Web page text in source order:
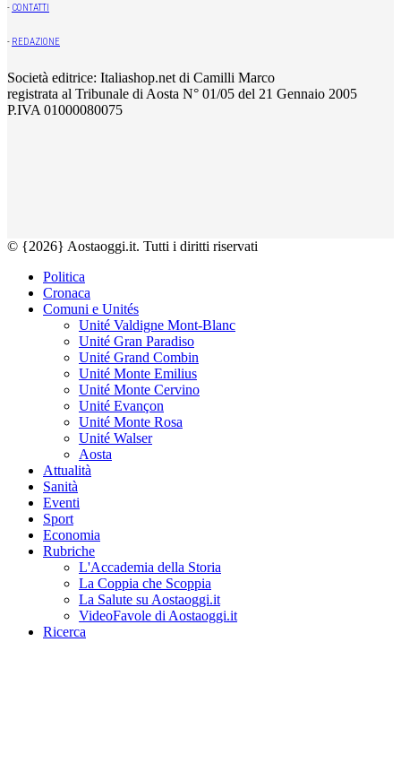
- CONTATTI
- REDAZIONE
Società editrice: Italiashop.net di Camilli Marco
registrata al Tribunale di Aosta N° 01/05 del 21 Gennaio 2005
P.IVA 01000080075
© {2026} Aostaoggi.it. Tutti i diritti riservati
Politica
Cronaca
Comuni e Unités
Unité Valdigne Mont-Blanc
Unité Gran Paradiso
Unité Grand Combin
Unité Monte Emilius
Unité Monte Cervino
Unité Evançon
Unité Monte Rosa
Unité Walser
Aosta
Attualità
Sanità
Eventi
Sport
Economia
Rubriche
L'Accademia della Storia
La Coppia che Scoppia
La Salute su Aostaoggi.it
VideoFavole di Aostaoggi.it
Ricerca